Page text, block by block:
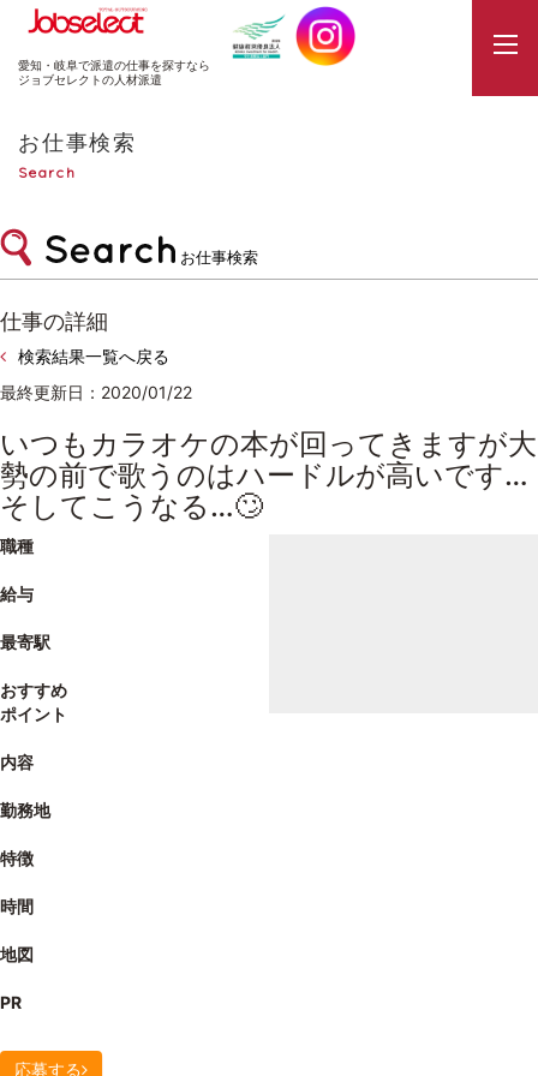
JobSelect
愛知・岐阜で派遣の仕事を探すなら
ジョブセレクトの人材派遣
お仕事検索
Search
お仕事検索
仕事の詳細
検索結果一覧へ戻る
最終更新日：2020/01/22
いつもカラオケの本が回ってきますが大
勢の前で歌うのはハードルが高いです…
そしてこうなる…🙄
職種
給与
最寄駅
おすすめ
ポイント
内容
勤務地
特徴
時間
地図
PR
応募する